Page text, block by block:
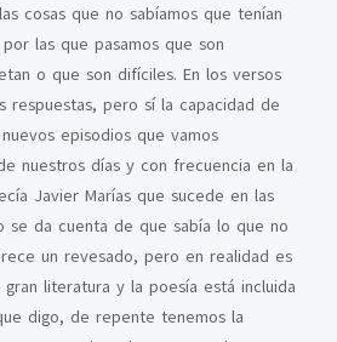
cosas que no sabíamos que tenían
las que pasamos que son
o que son difíciles. En los versos
respuestas, pero sí la capacidad de
episodios que vamos
nuestros días y con frecuencia en la
Javier Marías que sucede en las
se da cuenta de que sabía lo que no
un revesado, pero en realidad es
literatura y la poesía está incluida
digo, de repente tenemos la